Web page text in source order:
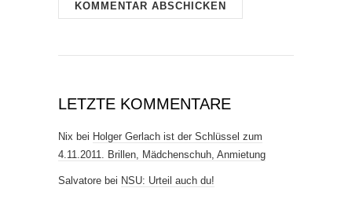
LETZTE KOMMENTARE
Nix bei Holger Gerlach ist der Schlüssel zum
4.11.2011. Brillen, Mädchenschuh, Anmietung
Salvatore bei NSU: Urteil auch du!